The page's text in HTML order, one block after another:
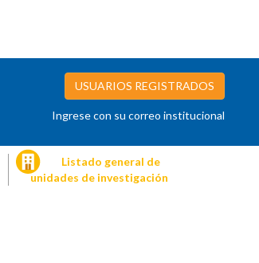
USUARIOS REGISTRADOS
Ingrese con su correo institucional
Listado general de
unidades de investigación